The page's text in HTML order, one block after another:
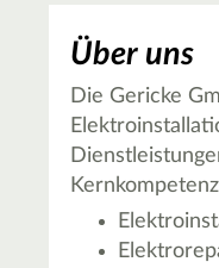
Über uns
Die Gericke